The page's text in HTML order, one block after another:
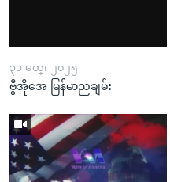
၃၁ မတ္၊ ၂၀၂၅
ဗွီအိုအေ မြန်မာညချမ်း